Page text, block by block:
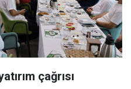
çağrısı